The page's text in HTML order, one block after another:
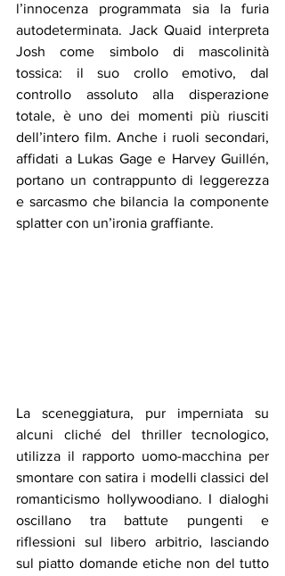
l’innocenza programmata sia la furia
autodeterminata. Jack Quaid interpreta
Josh come simbolo di mascolinità
tossica: il suo crollo emotivo, dal
controllo assoluto alla disperazione
totale, è uno dei momenti più riusciti
dell’intero film. Anche i ruoli secondari,
affidati a Lukas Gage e Harvey Guillén,
portano un contrappunto di leggerezza
e sarcasmo che bilancia la componente
splatter con un’ironia graffiante.
La sceneggiatura, pur imperniata su
alcuni cliché del thriller tecnologico,
utilizza il rapporto uomo-macchina per
smontare con satira i modelli classici del
romanticismo hollywoodiano. I dialoghi
oscillano tra battute pungenti e
riflessioni sul libero arbitrio, lasciando
sul piatto domande etiche non del tutto